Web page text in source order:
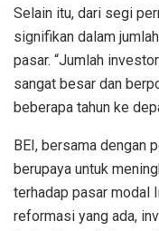
Selain itu, dari segi
signifikan dalam
pasar. “Jumlah
sangat besar dan
beberapa tahun ke
BEI, bersama dengan
berupaya untuk
terhadap pasar modal
reformasi yang ada,